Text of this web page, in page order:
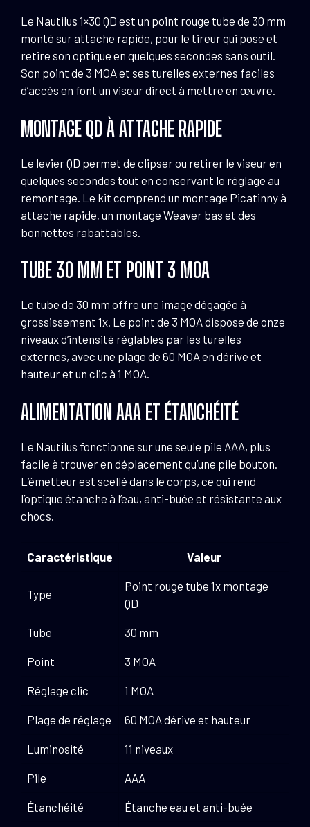
Le Nautilus 1×30 QD est un point rouge tube de 30 mm
monté sur attache rapide, pour le tireur qui pose et
retire son optique en quelques secondes sans outil.
Son point de 3 MOA et ses turelles externes faciles
d’accès en font un viseur direct à mettre en œuvre.
MONTAGE QD À ATTACHE RAPIDE
Le levier QD permet de clipser ou retirer le viseur en
quelques secondes tout en conservant le réglage au
remontage. Le kit comprend un montage Picatinny à
attache rapide, un montage Weaver bas et des
bonnettes rabattables.
TUBE 30 MM ET POINT 3 MOA
Le tube de 30 mm offre une image dégagée à
grossissement 1x. Le point de 3 MOA dispose de onze
niveaux d’intensité réglables par les turelles
externes, avec une plage de 60 MOA en dérive et
hauteur et un clic à 1 MOA.
ALIMENTATION AAA ET ÉTANCHÉITÉ
Le Nautilus fonctionne sur une seule pile AAA, plus
facile à trouver en déplacement qu’une pile bouton.
L’émetteur est scellé dans le corps, ce qui rend
l’optique étanche à l’eau, anti-buée et résistante aux
chocs.
Caractéristique Valeur
Type
Point rouge tube 1x montage
QD
Tube 30 mm
Point 3 MOA
Réglage clic 1 MOA
Plage de réglage 60 MOA dérive et hauteur
Luminosité 11 niveaux
Pile AAA
Étanchéité Étanche eau et anti-buée